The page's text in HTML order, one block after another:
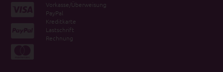
Vorkasse/Überweisung
PayPal
Kreditkarte
Lastschrift
Rechnung